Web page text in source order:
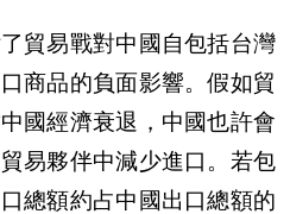
貿易戰對中國自包括台灣
商品的負面影響。假如貿
國經濟衰退，中國也許會
易夥伴中減少進口。若包
總額約占中國出口總額的